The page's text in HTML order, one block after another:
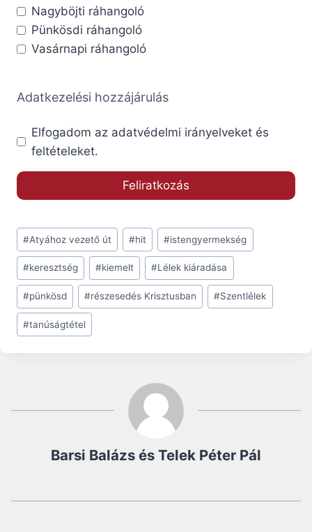
Nagyböjti ráhangoló
Pünkösdi ráhangoló
Vasárnapi ráhangoló
Adatkezelési hozzájárulás
Elfogadom az adatvédelmi irányelveket és
feltételeket.
Post
Tags:
#Atyához vezető út #hit #istengyermekség
#keresztség #kiemelt #Lélek kiáradása
#pünkösd #részesedés Krisztusban #Szentlélek
#tanúságtétel
Barsi Balázs és Telek Péter Pál